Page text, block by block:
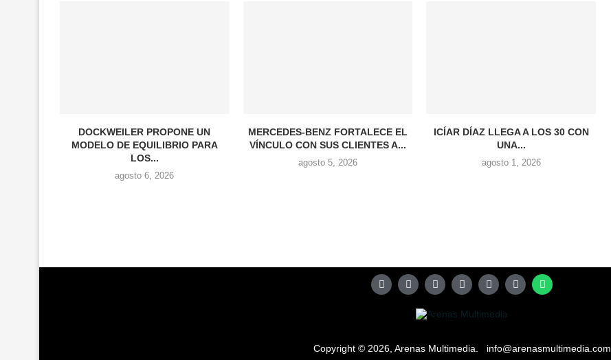
DOCKWEILER PROPONE UN
MODELO DE EQUILIBRIO PARA
LOS...
agosto 6, 2026
MERCEDES-BENZ FORTALECE EL
VÍNCULO CON SUS CLIENTES A...
agosto 5, 2026
ICÍAR DÍAZ LLEGA A LOS 30 CON
UNA...
agosto 1, 2026
Copyright © 2026, Arenas Multimedia. info@arenasmultimedia.com